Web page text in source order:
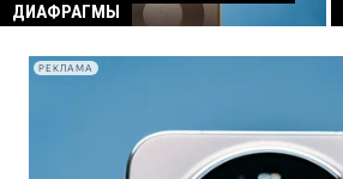
ДИАФРАГМЫ
РЕКЛАМА